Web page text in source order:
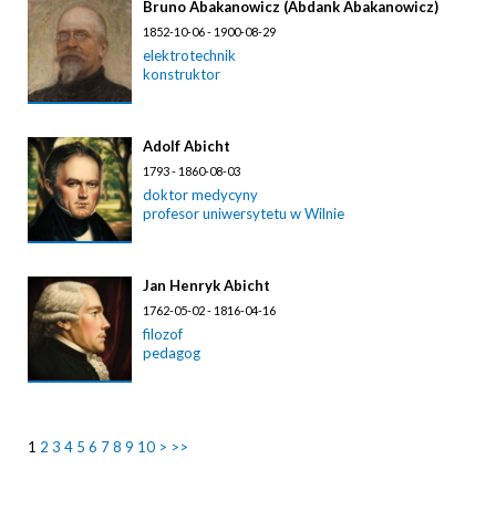
Bruno Abakanowicz (Abdank Abakanowicz)
1852-10-06 - 1900-08-29
elektrotechnik
konstruktor
Adolf Abicht
1793 - 1860-08-03
doktor medycyny
profesor uniwersytetu w Wilnie
Jan Henryk Abicht
1762-05-02 - 1816-04-16
filozof
pedagog
1 2 3 4 5 6 78 9 10 > >>